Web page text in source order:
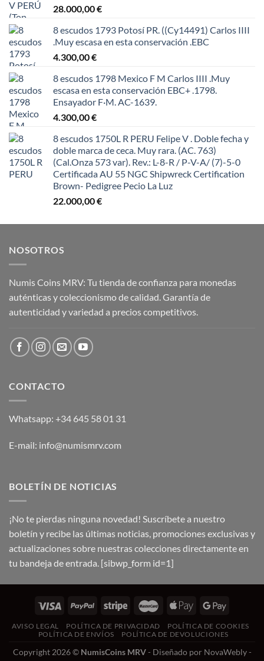
28.000,00€
8 escudos 1793 Potosí PR. ((Cy14491) Carlos IIII
.Muy escasa en esta conservación .EBC
4.300,00€
8 escudos 1798 Mexico F M Carlos IIII .Muy
escasa en esta conservación EBC+ .1798.
Ensayador F·M. AC-1639.
4.300,00€
8 escudos 1750L R PERU Felipe V . Doble fecha y
doble marca de ceca. Muy rara. (AC. 763)
(Cal.Onza 573 var). Rev.: L-8-R / P-V-A/ (7)-5-0
Certificada AU 55 NGC Shipwreck Certification
Brown- Pedigree Pecio La Luz
22.000,00€
NOSOTROS
Numis Coins MRV: Tu tienda de confianza para monedas
auténticas y coleccionismo de calidad. Garantía de
autenticidad y variedad a precios competitivos.
CONTACTO
Whatsapp: +34 645 58 01 31
E-mail: info@numismrv.com
BOLETÍN DE NOTICIAS
¡No te pierdas ninguna novedad! Suscríbete a nuestro
boletín y recibe las últimas noticias, promociones exclusivas y
actualizaciones sobre nuestras colecciones directamente en
tu bandeja de entrada. [sibwp_form id=1]
AVISO LEGAL POLÍTICA DE PRIVACIDAD
POLÍTICA DE COOKIES
POLÍTICA DE ENVÍOS
POLÍTICA DE DEVOLUCIONES
Copyright 2026 © NumisCoins MRV- Diseñado por NovaWebly -